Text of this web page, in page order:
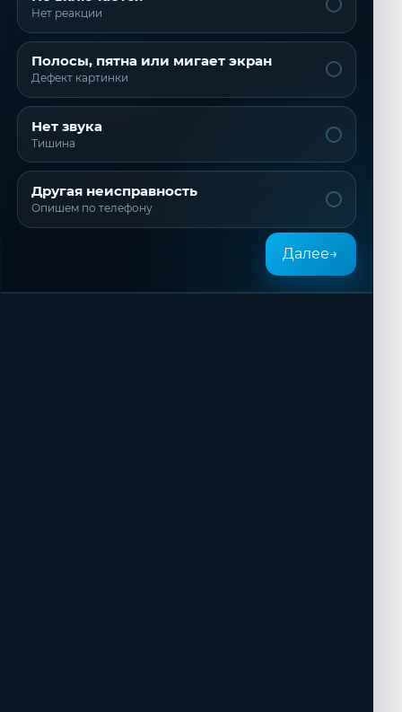
Нет реакции
Полосы, пятна или мигает экран
Дефект картинки
Нет звука
Тишина
Другая неисправность
Опишем по телефону
Далее→